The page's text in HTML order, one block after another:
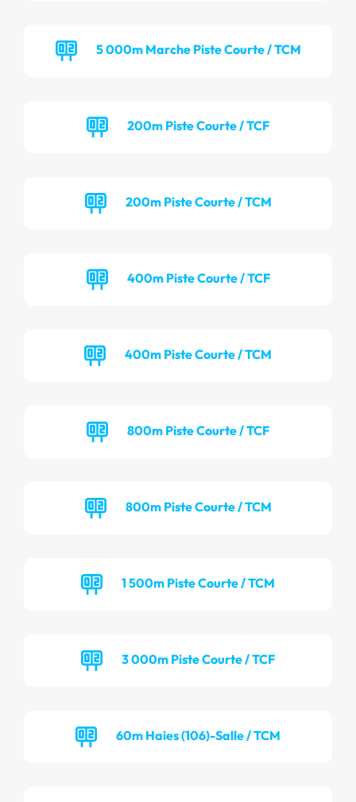
5 000m Marche Piste Courte / TCM
200m Piste Courte / TCF
200m Piste Courte / TCM
400m Piste Courte / TCF
400m Piste Courte / TCM
800m Piste Courte / TCF
800m Piste Courte / TCM
1 500m Piste Courte / TCM
3 000m Piste Courte / TCF
60m Haies (106)-Salle / TCM